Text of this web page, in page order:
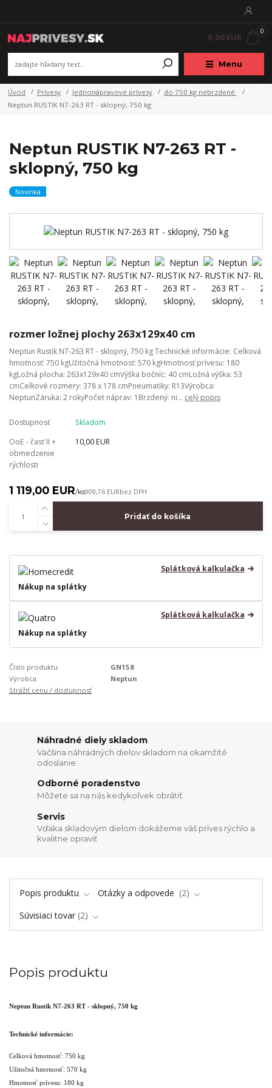
Menu
0
0,00 EUR
Úvod Prívesy Jednonápravové prívesy
do 750 kg nebrzdené
Neptun RUSTIK N7-263 RT - sklopný, 750 kg
Neptun RUSTIK N7-263 RT -
sklopný, 750 kg
Novinka
rozmer ložnej plochy 263x129x40 cm
Neptun Rustik N7-263 RT - sklopný, 750 kg Technické informácie: Celková
hmotnosť: 750 kgUžitočná hmotnosť: 570 kgHmotnosť prívesu: 180
kgLožná plocha: 263x129x40 cmVýška bočníc: 40 cmLožná výška: 53
cmCelkové rozmery: 378 x 178 cmPneumatiky: R13Výrobca:
NeptunZáruka: 2 rokyPočet náprav: 1Brzdený: ni... celý popis
Dostupnosť
Skladom
OoE - časť II +
obmedzenie
rýchlosti
10,00 EUR
1 119,00 EUR/ks909,76 EURbez DPH
Pridať do košíka
Splátková kalkulačka
Nákup na splátky
Splátková kalkulačka
Nákup na splátky
Číslo produktu:
GN158
Výrobca:
Neptun
Strážiť cenu / dostupnosť
Náhradné diely skladom
Väčšina náhradných dielov skladom na okamžité
odoslanie
Odborné poradenstvo
Môžete sa na nás kedykoľvek obrátiť.
Servis
Vďaka skladovým dielom dokážeme váš príves rýchlo a
kvalitne opraviť
Popis produktu Otázky a odpovede
2
Súvisiaci tovar 2
Popis produktu
Neptun Rustik N7-263 RT - sklopný, 750 kg
Technické informácie:
Celková hmotnosť: 750 kg
Užitočná hmotnosť: 570 kg
Hmotnosť prívesu: 180 kg